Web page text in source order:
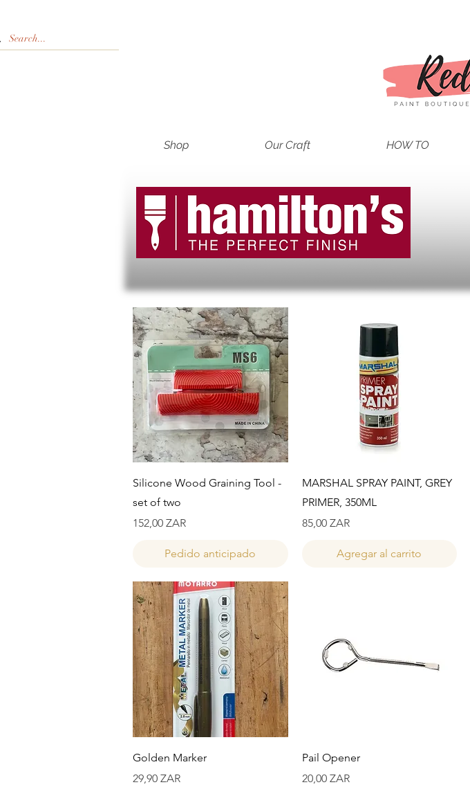
Shop Our Craft HOW TO
Vista rápida
Silicone Wood Graining Tool -
set of two
Precio
152,00 ZAR
Pedido anticipado
Vista rápida
MARSHAL SPRAY PAINT, GREY
PRIMER, 350ML
Precio
85,00 ZAR
Agregar al carrito
Vista rápida
Golden Marker
Precio
29,90 ZAR
Vista rápida
Pail Opener
Precio
20,00 ZAR